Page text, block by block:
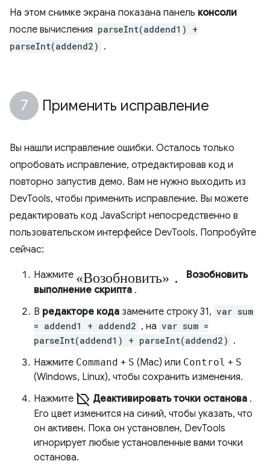
На этом снимке экрана показана панель консоли
после вычисления parseInt(addend1) +
parseInt(addend2) .
Применить исправление
Вы нашли исправление ошибки. Осталось только
опробовать исправление, отредактировав код и
повторно запустив демо. Вам не нужно выходить из
DevTools, чтобы применить исправление. Вы можете
редактировать код JavaScript непосредственно в
пользовательском интерфейсе DevTools. Попробуйте
сейчас:
Нажмите «Возобновить».
Возобновить
выполнение скрипта .
В редакторе кода замените строку 31, var sum
= addend1 + addend2 , на var sum =
parseInt(addend1) + parseInt(addend2) .
Нажмите Command + S (Mac) или Control + S
(Windows, Linux), чтобы сохранить изменения.
Нажмите label_off Деактивировать точки останова .
Его цвет изменится на синий, чтобы указать, что
он активен. Пока он установлен, DevTools
игнорирует любые установленные вами точки
останова.